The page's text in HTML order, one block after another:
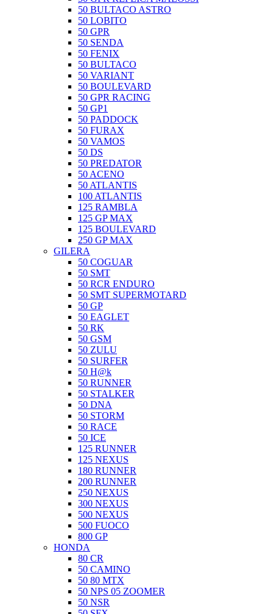
50 BULTACO ASTRO
50 LOBITO
50 GPR
50 SENDA
50 FENIX
50 BULTACO
50 VARIANT
50 BOULEVARD
50 GPR RACING
50 GP1
50 PADDOCK
50 FURAX
50 VAMOS
50 DS
50 PREDATOR
50 ACENO
50 ATLANTIS
100 ATLANTIS
125 RAMBLA
125 GP MAX
125 BOULEVARD
250 GP MAX
GILERA
50 COGUAR
50 SMT
50 RCR ENDURO
50 SMT SUPERMOTARD
50 GP
50 EAGLET
50 RK
50 GSM
50 ZULU
50 SURFER
50 H@k
50 RUNNER
50 STALKER
50 DNA
50 STORM
50 RACE
50 ICE
125 RUNNER
125 NEXUS
180 RUNNER
200 RUNNER
250 NEXUS
300 NEXUS
500 NEXUS
500 FUOCO
800 GP
HONDA
80 CR
50 CAMINO
50 80 MTX
50 NPS 05 ZOOMER
50 NSR